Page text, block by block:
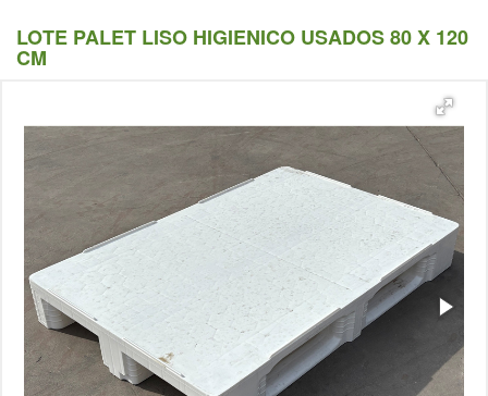
LOTE PALET LISO HIGIENICO USADOS 80 X 120
CM